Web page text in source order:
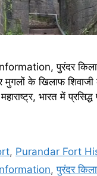
पुरंदर
मुगलों के खिलाफ
भारत में प्रसिद्ध
, Purandar Fort
,पुरंदर किला